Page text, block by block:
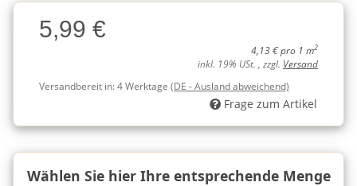
Charge
Charge5,99 €
4,13 € pro 1 m2
inkl. 19% USt. , zzgl. Versand
Versandbereit in:4 Werktage (DE - Ausland abweichend)
Frage zum Artikel
Wählen Sie hier Ihre entsprechende Menge